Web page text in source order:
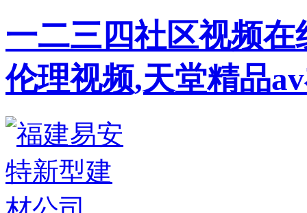
一二三四社区视频
伦理视频,天堂精品